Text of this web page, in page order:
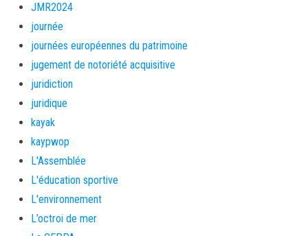
JMR2024
journée
journées européennes du patrimoine
jugement de notoriété acquisitive
juridiction
juridique
kayak
kaypwop
L'Assemblée
L'éducation sportive
L'environnement
L’octroi de mer